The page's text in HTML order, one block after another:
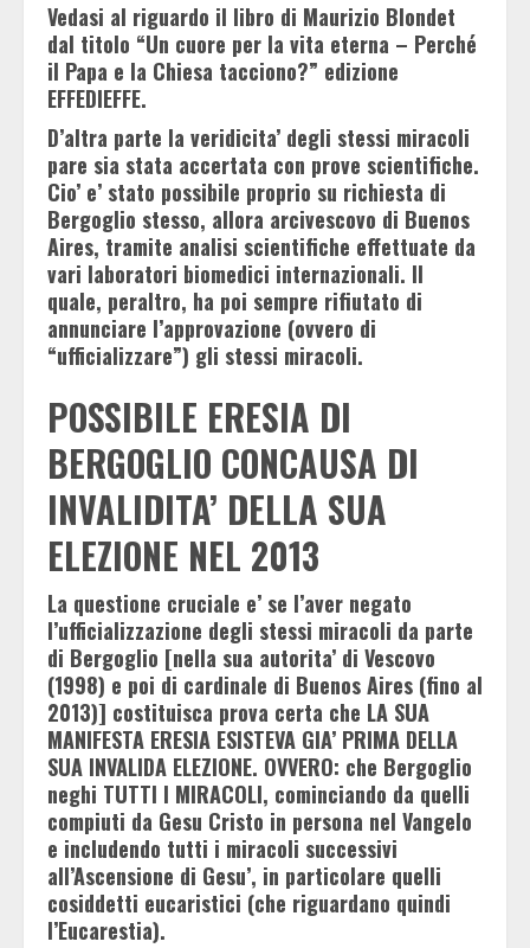
Vedasi al riguardo il libro di Maurizio Blondet
dal titolo “Un cuore per la vita eterna – Perché
il Papa e la Chiesa tacciono?” edizione
EFFEDIEFFE.
D’altra parte la veridicita’ degli stessi miracoli
pare sia stata accertata con prove scientifiche.
Cio’ e’ stato possibile proprio su richiesta di
Bergoglio stesso, allora arcivescovo di Buenos
Aires, tramite analisi scientifiche effettuate da
vari laboratori biomedici internazionali. Il
quale, peraltro, ha poi sempre rifiutato di
annunciare l’approvazione (ovvero di
“ufficializzare”) gli stessi miracoli.
POSSIBILE ERESIA DI
BERGOGLIO CONCAUSA DI
INVALIDITA’ DELLA SUA
ELEZIONE NEL 2013
La questione cruciale e’ se l’aver negato
l’ufficializzazione degli stessi miracoli da parte
di Bergoglio [nella sua autorita’ di Vescovo
(1998) e poi di cardinale di Buenos Aires (fino al
2013)] costituisca prova certa che LA SUA
MANIFESTA ERESIA ESISTEVA GIA’ PRIMA DELLA
SUA INVALIDA ELEZIONE. OVVERO: che Bergoglio
neghi TUTTI I MIRACOLI, cominciando da quelli
compiuti da Gesu Cristo in persona nel Vangelo
e includendo tutti i miracoli successivi
all’Ascensione di Gesu’, in particolare quelli
cosiddetti eucaristici (che riguardano quindi
l’Eucarestia).